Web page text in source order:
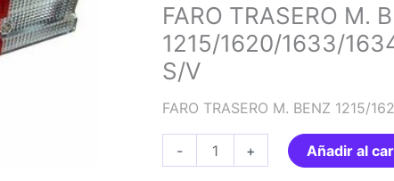
FARO TRASERO M.
1215/1620/1633/
S/V
FARO TRASERO M. BENZ 1215/
-
TRASERO
+ Añadir al